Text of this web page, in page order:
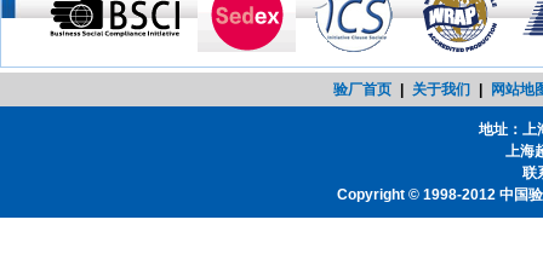
验厂首页 关于我们 网站地
地址：上
上海
联
Copyright © 1998-2012 中国